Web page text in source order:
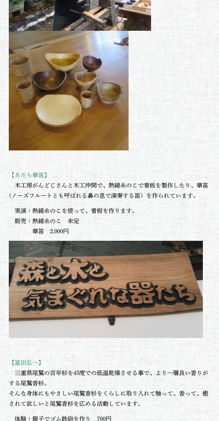
【あだち華笛】
木工房がんどじさんと木工仲間で、熱線糸のこで看板を製作したり、華笛
(ノーズフルートとも呼ばれる鼻の息で演奏する笛）を作られています。
実演：熱線糸のこを使って、看板を作ります。
販売：熱線糸のこ 未定
華笛 2,000円
【冨田弘一】
三重県尾鷲の百年杉を45度での低温乾燥させる事で、より一層良い香りが
する尾鷲香杉。
そんな身体にもやさしい尾鷲香杉をくらしに取り入れて触って、香って、癒
されて欲しいと尾鷲香杉を広める活動しています。
体験：親子でゴム鉄砲を作り 700円